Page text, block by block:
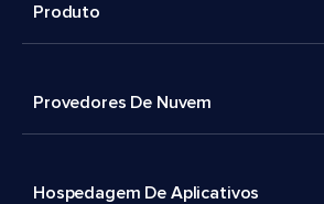
Produto
Provedores De Nuvem
Hospedagem De Aplicativos